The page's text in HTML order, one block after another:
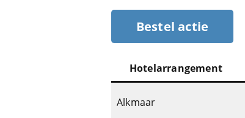
Bestel actie
Hotelarrangement
Alkmaar